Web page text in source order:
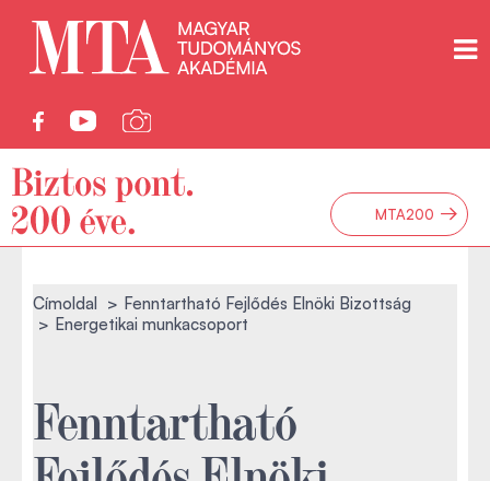
MTA200 →
Címoldal
Fenntartható Fejlődés Elnöki Bizottság
Energetikai munkacsoport
Fenntartható